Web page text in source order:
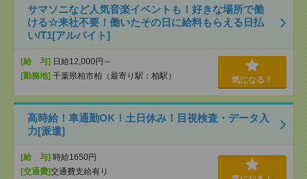
サマソニなど人気音楽イベントも！好きな場所で働
ける☆来社不要！働いたその日に給料もらえる日払
い/T1[アルバイト]
[給 与] 日給12,000円～
[勤務地] 千葉県柏市柏（最寄り駅：柏駅） 気になる！
高時給！車通勤OK！土日休み！目視検査・データ入
力[派遣]
[給 与] 時給1650円
[交通費]交通費支給有り